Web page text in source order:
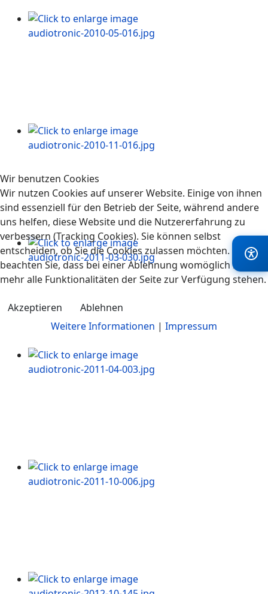
Wir benutzen Cookies
Wir nutzen Cookies auf unserer Website. Einige von ihnen
sind essenziell für den Betrieb der Seite, während andere
uns helfen, diese Website und die Nutzererfahrung zu
verbessern (Tracking Cookies). Sie können selbst
entscheiden, ob Sie die Cookies zulassen möchten. Bitte
beachten Sie, dass bei einer Ablehnung womöglich nicht
mehr alle Funktionalitäten der Seite zur Verfügung stehen.
Akzeptieren
Ablehnen
Weitere Informationen | Impressum